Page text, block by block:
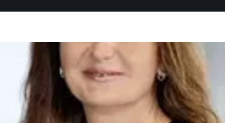
Deine Fahrlehrer:innen
Fahrlehrerin Klasse BE
Fahrlehrer A, BE
Roland
Fahrschulleiter A, BE, CE